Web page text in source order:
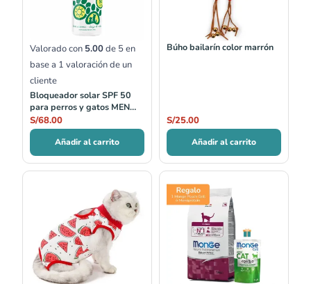
Valorado con 5.00de 5 en
base a 1 valoración de un
cliente
Bloqueador solar SPF 50
para perros y gatos MEN
FOR SAN
S/68.00
Añadir al carrito
Búho bailarín color marrón
S/25.00
Añadir al carrito
de
precios:
desde
S/35.00
S/42.00
desde
S/20.00
hasta
S/59.00